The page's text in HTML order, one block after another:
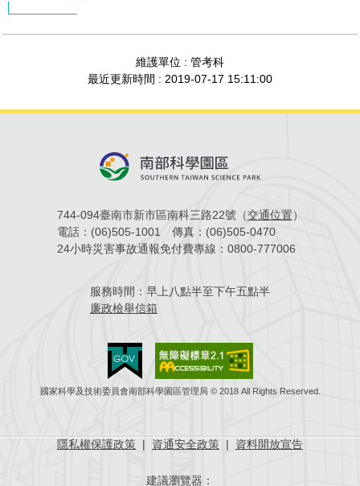
維護單位 : 管考科
最近更新時間 : 2019-07-17 15:11:00
744-094臺南市新市區南科三路22號（交通位置）
電話： (06)505-1001 傳真： (06)505-0470
24小時災害事故通報免付費專線： 0800-777006
服務時間： 早上八點半至下午五點半
廉政檢舉信箱
國家科學及技術委員會南部科學園區管理局 © 2018 All Rights Reserved.
隱私權保護政策 | 資通安全政策 | 資料開放宣告
建議瀏覽器：